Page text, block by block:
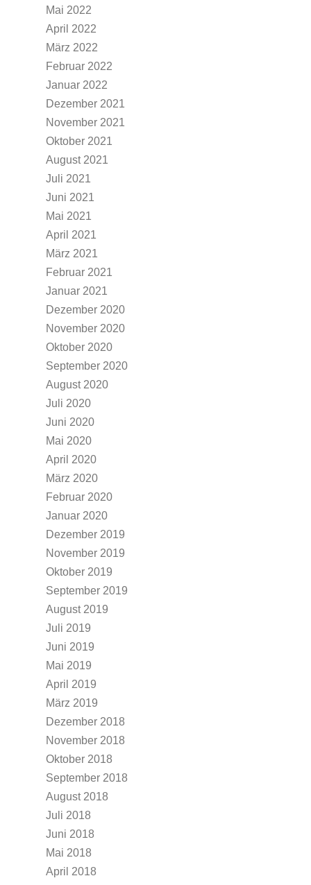
Mai 2022
April 2022
März 2022
Februar 2022
Januar 2022
Dezember 2021
November 2021
Oktober 2021
August 2021
Juli 2021
Juni 2021
Mai 2021
April 2021
März 2021
Februar 2021
Januar 2021
Dezember 2020
November 2020
Oktober 2020
September 2020
August 2020
Juli 2020
Juni 2020
Mai 2020
April 2020
März 2020
Februar 2020
Januar 2020
Dezember 2019
November 2019
Oktober 2019
September 2019
August 2019
Juli 2019
Juni 2019
Mai 2019
April 2019
März 2019
Dezember 2018
November 2018
Oktober 2018
September 2018
August 2018
Juli 2018
Juni 2018
Mai 2018
April 2018